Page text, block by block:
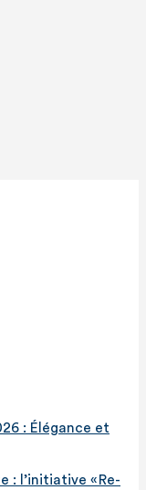
: Élégance et
: l’initiative « Re-